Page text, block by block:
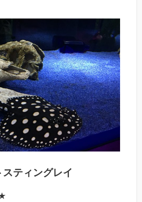
ティングレイ